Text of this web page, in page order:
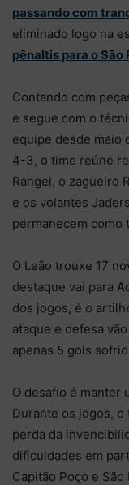
passando com
eliminado logo na
pênaltis para o São
Contando com
e segue com o
equipe desde maio
4-3, o time reúne
Rangel, o zagueiro
e os volantes
permanecem como
O Leão trouxe 17
destaque vai para
dos jogos, é o
ataque e defesa
apenas 5 gols
O desafio é manter
Durante os jogos,
perda da
dificuldades em
Capitão Poço e São